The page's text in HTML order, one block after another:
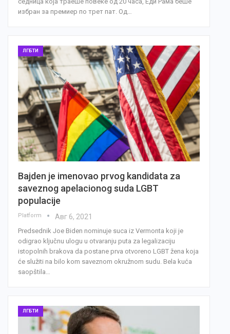
избран за премиер по трет пат. Од…
ЛГБТИ
Bajden je imenovao prvog kandidata za
saveznog apelacionog suda LGBT
populacije
Platform Авг 6, 2021
Predsednik Joe Biden nominuje suca iz Vermonta koji je
odigrao ključnu ulogu u otvaranju puta za legalizaciju
istopolnih brakova da postane prva otvoreno LGBT žena koja
će služiti na bilo kom saveznom okružnom sudu. Bela kuća
saopštila…
ЛГБТИ